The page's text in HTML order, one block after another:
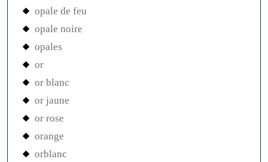
opale de feu
opale noire
opales
or
or blanc
or jaune
or rose
orange
orblanc